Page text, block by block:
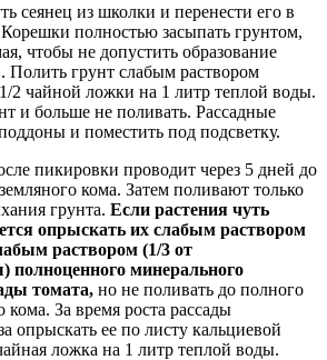
сеянец из школки и перенести его в
Корешки полностью засыпать грунтом,
чтобы не допустить образование
Полить грунт слабым раствором
2 чайной ложки на 1 литр теплой воды.
и больше не поливать. Рассадные
и поместить под подсветку.
пикировки проводит через 5 дней до
кома. Затем поливают только
грунта. Если растения чуть
опрыскать их слабым раствором
раствором (1/3 от
полноценного минерального
томата, но не поливать до полного
За время роста рассады
опрыскать ее по листу кальциевой
ложка на 1 литр теплой воды.